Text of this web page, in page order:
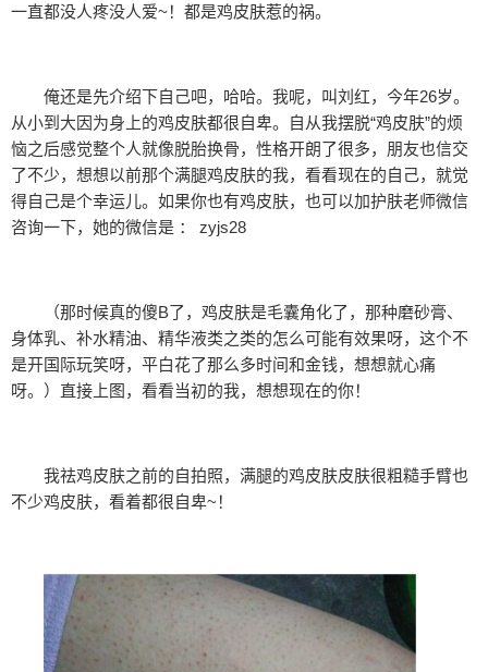
一直都没人疼没人爱~！都是鸡皮肤惹的祸。
俺还是先介绍下自己吧，哈哈。我呢，叫刘红，今年26岁。
从小到大因为身上的鸡皮肤都很自卑。自从我摆脱“鸡皮肤”的烦
恼之后感觉整个人就像脱胎换骨，性格开朗了很多，朋友也信交
了不少，想想以前那个满腿鸡皮肤的我，看看现在的自己，就觉
得自己是个幸运儿。如果你也有鸡皮肤，也可以加护肤老师微信
咨询一下，她的微信是 ： zyjs28
（那时候真的傻B了，鸡皮肤是毛囊角化了，那种磨砂膏、
身体乳、补水精油、精华液类之类的怎么可能有效果呀，这个不
是开国际玩笑呀，平白花了那么多时间和金钱，想想就心痛
呀。）直接上图，看看当初的我，想想现在的你！
我祛鸡皮肤之前的自拍照，满腿的鸡皮肤皮肤很粗糙手臂也
不少鸡皮肤，看着都很自卑~！